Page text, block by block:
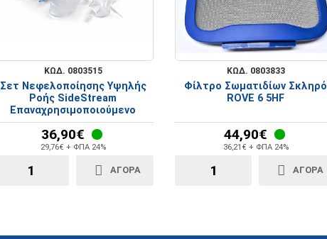
ΚΩΔ. 0803515
Σετ Νεφελοποίησης Υψηλής
Ροής SideStream
Επαναχρησιμοποιούμενο
36,90€
29,76€ + ΦΠΑ 24%
ΑΓΟΡΑ
ΚΩΔ. 0803833
Φίλτρο Σωματιδίων Σκληρό
ROVE 6 5HF
44,90€
36,21€ + ΦΠΑ 24%
ΑΓΟΡΑ